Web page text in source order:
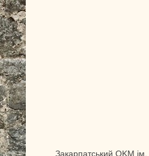
Закарпатський OKM